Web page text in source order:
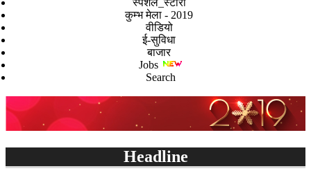
स्पेशल_स्टोरी
कुम्भ मेला - 2019
वीडियो
ई-सुविधा
बाजार
Jobs
Search
Headline